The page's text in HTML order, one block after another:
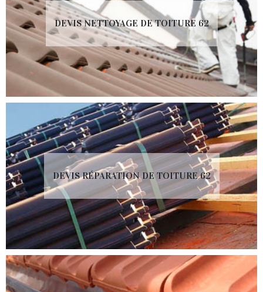
DEVIS NETTOYAGE DE TOITURE 62
DEVIS RÉPARATION DE TOITURE 62